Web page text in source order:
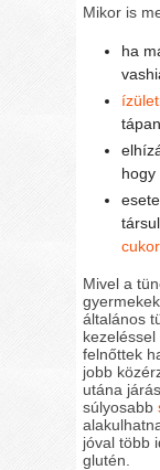
Mikor is
ha
hogy
Mivel a
általános
felnőttek
jobb
utána
súlyosabb
jóval több
glutén.